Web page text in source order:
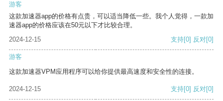
游客
这款加速器app的价格有点贵，可以适当降低一些。我个人觉得，一款加
速器app的价格应该在50元以下才比较合理。
2024-12-15
支持[0] 反对[0]
游客
这款加速器VPM应用程序可以给你提供最高速度和安全性的连接。
2024-12-15 支持[0] 反对[0]